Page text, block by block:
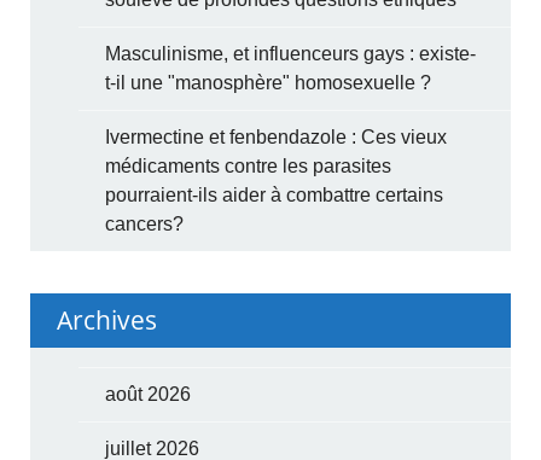
Masculinisme, et influenceurs gays : existe-
t-il une "manosphère" homosexuelle ?
Ivermectine et fenbendazole : Ces vieux
médicaments contre les parasites
pourraient-ils aider à combattre certains
cancers?
Archives
août 2026
juillet 2026